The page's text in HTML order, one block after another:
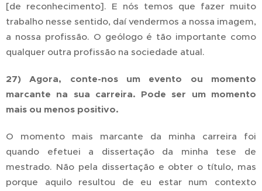
[de reconhecimento]. E nós temos que fazer muito
trabalho nesse sentido, daí vendermos a nossa imagem,
a nossa profissão. O geólogo é tão importante como
qualquer outra profissão na sociedade atual.
27) Agora, conte-nos um evento ou momento
marcante na sua carreira. Pode ser um momento
mais ou menos positivo.
O momento mais marcante da minha carreira foi
quando efetuei a dissertação da minha tese de
mestrado. Não pela dissertação e obter o título, mas
porque aquilo resultou de eu estar num contexto